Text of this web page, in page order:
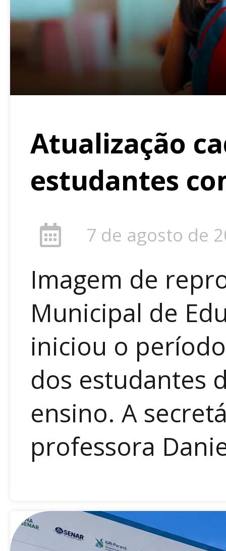
Atualização
estudantes
7 de agosto de
Imagem de
Municipal de
iniciou o
dos estudantes
ensino. A
professora